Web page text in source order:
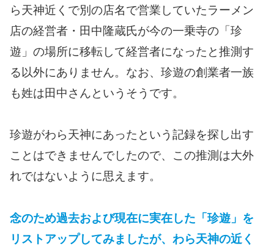
ら天神近くで別の店名で営業していたラーメン
店の経営者・田中隆蔵氏が今の一乗寺の「珍
遊」の場所に移転して経営者になったと推測す
る以外にありません。なお、珍遊の創業者一族
も姓は田中さんというそうです。
珍遊がわら天神にあったという記録を探し出す
ことはできませんでしたので、この推測は大外
れではないように思えます。
念のため過去および現在に実在した「珍遊」を
リストアップしてみましたが、わら天神の近く